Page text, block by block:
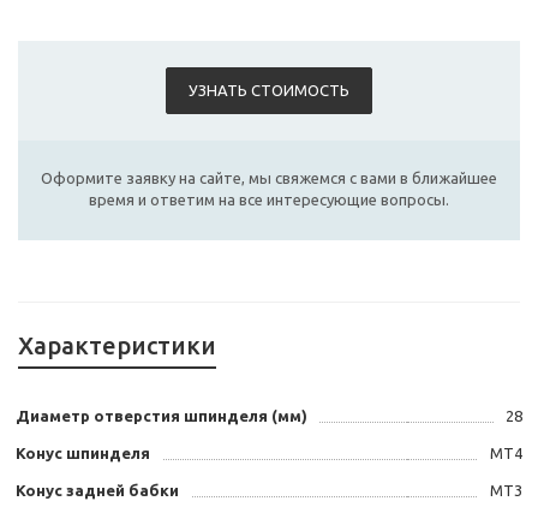
УЗНАТЬ СТОИМОСТЬ
Оформите заявку на сайте, мы свяжемся с вами в ближайшее
время и ответим на все интересующие вопросы.
Характеристики
Диаметр отверстия шпинделя (мм) 28
Конус шпинделя MT4
Конус задней бабки МТ3